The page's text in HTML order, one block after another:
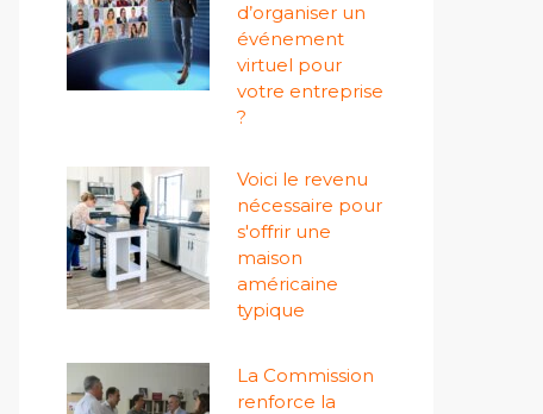
d’organiser un
événement
virtuel pour
votre entreprise
?
Voici le revenu
nécessaire pour
s'offrir une
maison
américaine
typique
La Commission
renforce la